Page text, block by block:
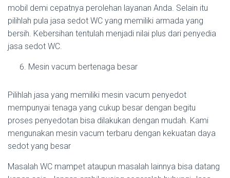
mobil demi cepatnya perolehan layanan Anda. Selain itu
pilihlah pula jasa sedot WC yang memiliki armada yang
bersih. Kebersihan tentulah menjadi nilai plus dari penyedia
jasa sedot WC.
Mesin vacum bertenaga besar
Pilihlah jasa yang memiliki mesin vacum penyedot
mempunyai tenaga yang cukup besar dengan begitu
proses penyedotan bisa dilakukan dengan mudah. Kami
mengunakan mesin vacum terbaru dengan kekuatan daya
sedot yang besar
Masalah WC mampet ataupun masalah lainnya bisa datang